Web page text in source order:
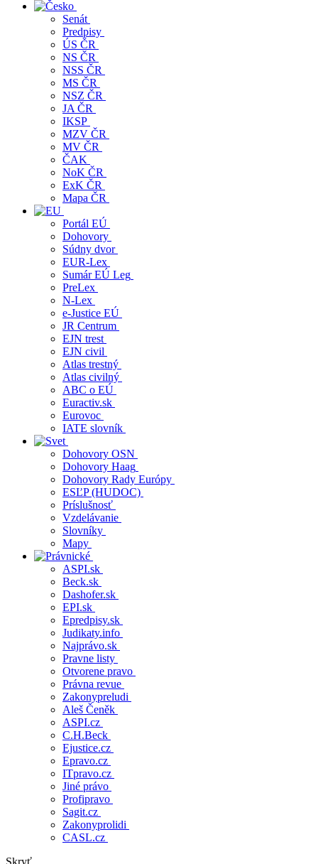
Senát
Predpisy
ÚS ČR
NS ČR
NSS ČR
MS ČR
NSZ ČR
JA ČR
IKSP
MZV ČR
MV ČR
ČAK
NoK ČR
ExK ČR
Mapa ČR
Portál EÚ
Dohovory
Súdny dvor
EUR-Lex
Sumár EÚ Leg
PreLex
N-Lex
e-Justice EÚ
JR Centrum
EJN trest
EJN civil
Atlas trestný
Atlas civilný
ABC o EÚ
Euractiv.sk
Eurovoc
IATE slovník
Dohovory OSN
Dohovory Haag
Dohovory Rady Európy
ESĽP (HUDOC)
Príslušnosť
Vzdelávanie
Slovníky
Mapy
ASPI.sk
Beck.sk
Dashofer.sk
EPI.sk
Epredpisy.sk
Judikaty.info
Najprávo.sk
Pravne listy
Otvorene pravo
Právna revue
Zakonypreludi
Aleš Čeněk
ASPI.cz
C.H.Beck
Ejustice.cz
Epravo.cz
ITpravo.cz
Jiné právo
Profipravo
Sagit.cz
Zakonyprolidi
CASL.cz
Skryť